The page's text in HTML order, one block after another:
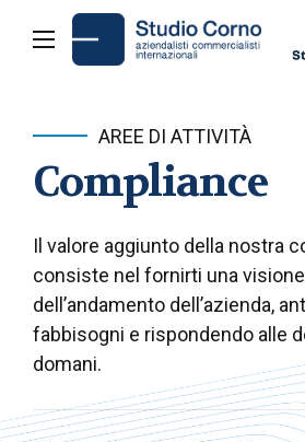
AREE DI ATTIVITÀ
Compliance
Il valore aggiunto della nostra
consiste nel fornirti una
dell’andamento dell’azienda,
fabbisogni e rispondendo alle
domani.